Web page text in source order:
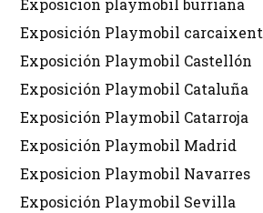
Exposicion playmobil burriana
Exposición Playmobil carcaixent
Exposición Playmobil Castellón
Exposición Playmobil Cataluña
Exposición Playmobil Catarroja
Exposición Playmobil Madrid
Exposicion Playmobil Navarres
Exposición Playmobil Sevilla